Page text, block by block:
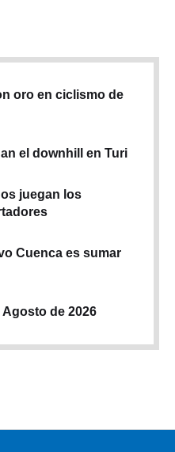
oro en ciclismo de
el downhill en Turi
juegan los
Cuenca es sumar
Agosto de 2026